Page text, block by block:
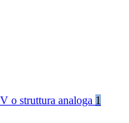
o struttura analoga 1